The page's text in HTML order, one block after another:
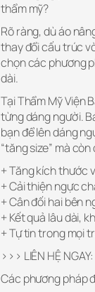
thẩm mỹ?
Rõ ràng, dù áo
thay đổi cấu trúc
chọn các phương
dài.
Tại Thẩm Mỹ Viện
từng dáng người.
bạn để lên dáng
“tăng size” mà
+ Tăng kích thước
+ Cải thiện ngực
+ Cân đối hai bên
+ Kết quả lâu dài,
+ Tự tin trong mọi
>>> LIÊN HỆ
Các phương pháp